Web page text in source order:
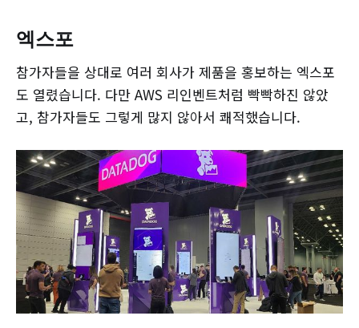
엑스포
참가자들을 상대로 여러 회사가 제품을 홍보하는 엑스포
도 열렸습니다. 다만 AWS 리인벤트처럼 빡빡하진 않았
고, 참가자들도 그렇게 많지 않아서 쾌적했습니다.